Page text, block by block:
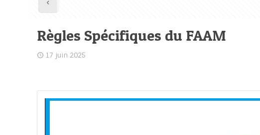
Règles Spécifiques du FAAM
17 juin 2025